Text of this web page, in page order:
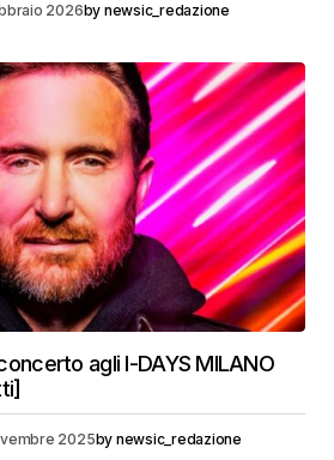
2026by newsic_redazione
agli I-DAYS MILANO
2025by newsic_redazione